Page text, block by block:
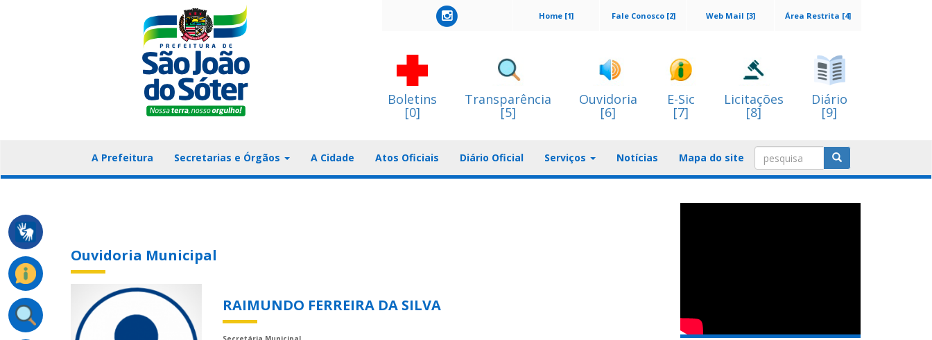
Área Restrita [4]
Web Mail [3]
Fale Conosco [2]
Home [1]
Boletins
[0]
Transparência
[5]
Ouvidoria
[6]
E-Sic
[7]
Licitações
[8]
Diário
[9]
A Prefeitura Secretarias e Órgãos A Cidade Atos Oficiais Diário Oficial Serviços Notícias Mapa do site
Ouvidoria Municipal
RAIMUNDO FERREIRA DA SILVA